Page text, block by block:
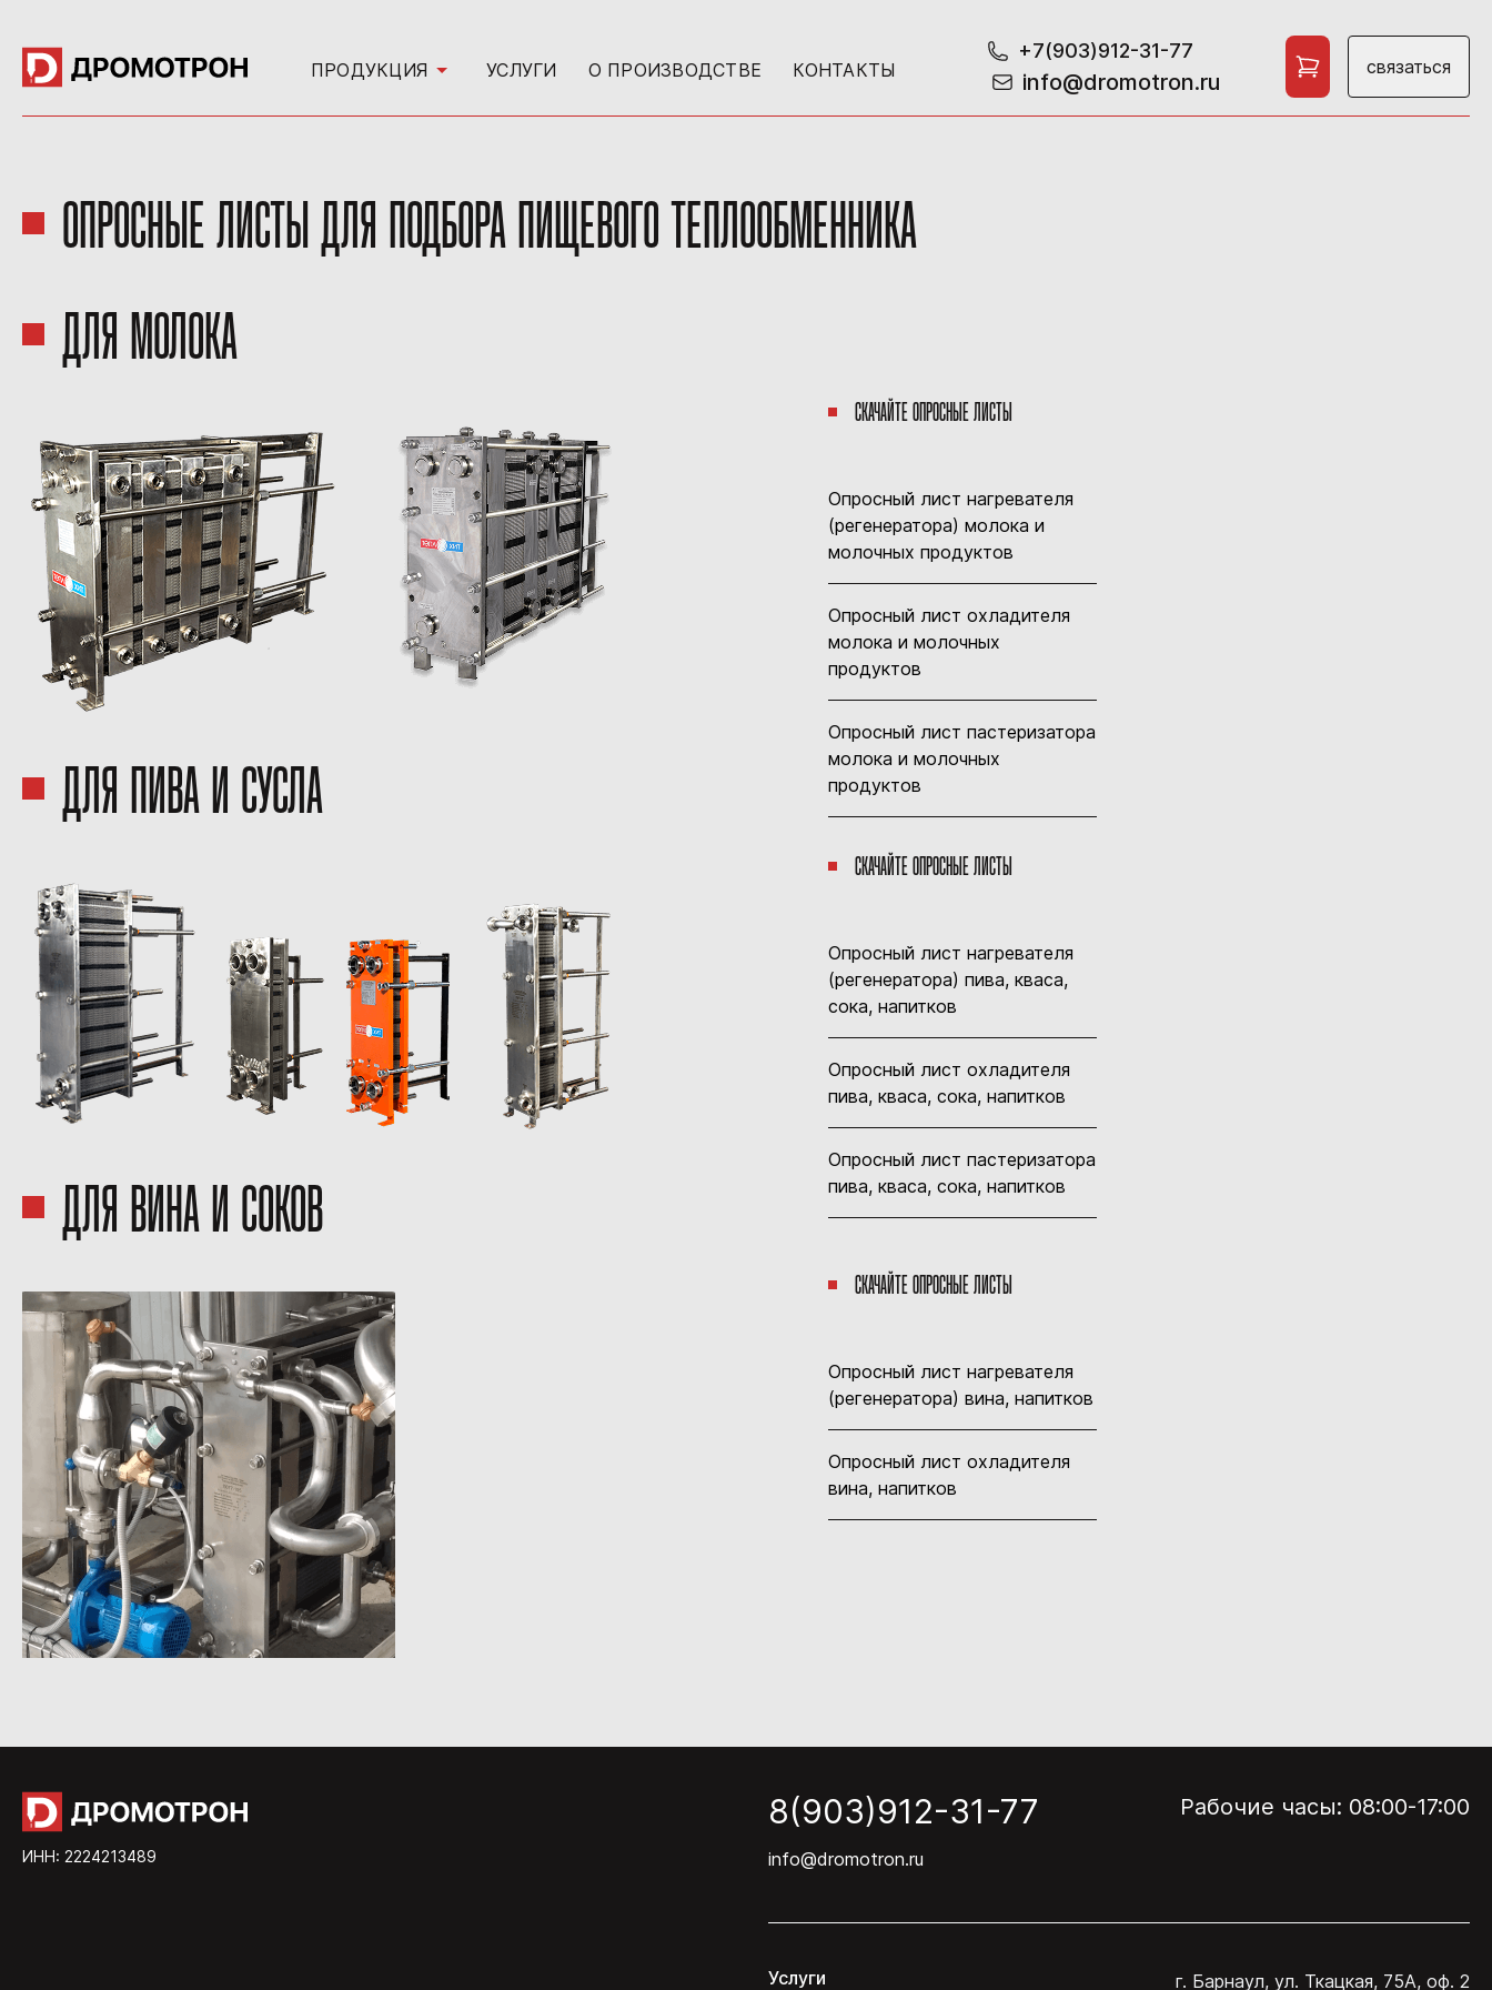
ПРОДУКЦИЯ УСЛУГИ О ПРОИЗВОДСТВЕ КОНТАКТЫ
+7(903)912-31-77
info@dromotron.ru
связаться
ОПРОСНЫЕ ЛИСТЫ ДЛЯ ПОДБОРА ПИЩЕВОГО ТЕПЛООБМЕННИКА
ДЛЯ МОЛОКА
СКАЧАЙТЕ ОПРОСНЫЕ ЛИСТЫ
Опросный лист нагревателя
(регенератора) молока и
молочных продуктов
Опросный лист охладителя
молока и молочных
продуктов
Опросный лист пастеризатора
молока и молочных
продуктов
ДЛЯ ПИВА И СУСЛА
СКАЧАЙТЕ ОПРОСНЫЕ ЛИСТЫ
Опросный лист нагревателя
(регенератора) пива, кваса,
сока, напитков
Опросный лист охладителя
пива, кваса, сока, напитков
Опросный лист пастеризатора
пива, кваса, сока, напитков
ДЛЯ ВИНА И СОКОВ
СКАЧАЙТЕ ОПРОСНЫЕ ЛИСТЫ
Опросный лист нагревателя
(регенератора) вина, напитков
Опросный лист охладителя
вина, напитков
ИНН: 2224213489
8(903)912-31-77
info@dromotron.ru
Рабочие часы: 08:00-17:00
Услуги г. Барнаул, ул. Ткацкая, 75А, оф. 2